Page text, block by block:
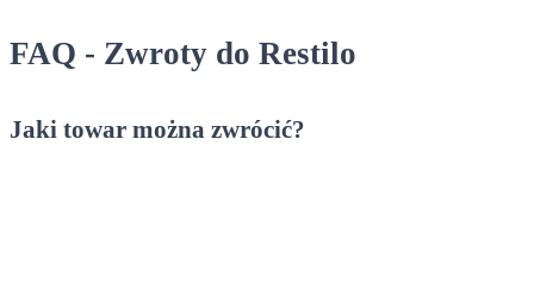
FAQ - Zwroty do Restilo
Jaki towar można zwrócić?